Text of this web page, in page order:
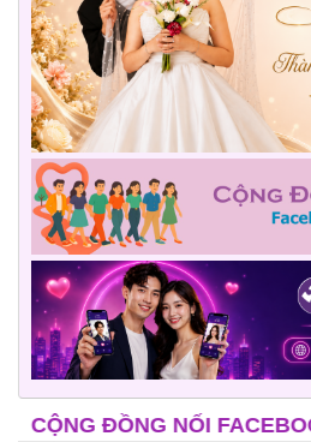
ĐỒNG NỐI FACEBOOK